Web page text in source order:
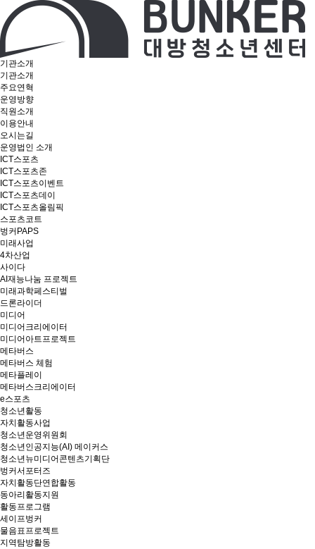
기관소개
기관소개
주요연혁
운영방향
직원소개
이용안내
오시는길
운영법인 소개
ICT스포츠
ICT스포츠존
ICT스포츠이벤트
ICT스포츠데이
ICT스포츠올림픽
스포츠코트
벙커PAPS
미래사업
4차산업
사이다
AI재능나눔 프로젝트
미래과학페스티벌
드론라이더
미디어
미디어크리에이터
미디어아트프로젝트
메타버스
메타버스 체험
메타플레이
메타버스크리에이터
e스포츠
청소년활동
자치활동사업
청소년운영위원회
청소년인공지능(AI) 메이커스
청소년뉴미디어콘텐츠기획단
벙커서포터즈
자치활동단연합활동
동아리활동지원
활동프로그램
세이프벙커
물음표프로젝트
지역탐방활동